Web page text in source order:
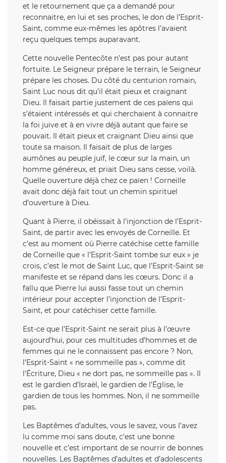
et le retournement que ça a demandé pour
reconnaitre, en lui et ses proches, le don de l’Esprit-
Saint, comme eux-mêmes les apôtres l’avaient
reçu quelques temps auparavant.
Cette nouvelle Pentecôte n’est pas pour autant
fortuite. Le Seigneur prépare le terrain, le Seigneur
prépare les choses. Du côté du centurion romain,
Saint Luc nous dit qu’il était pieux et craignant
Dieu. Il faisait partie justement de ces païens qui
s’étaient intéressés et qui cherchaient à connaitre
la foi juive et à en vivre déjà autant que faire se
pouvait. Il était pieux et craignant Dieu ainsi que
toute sa maison. Il faisait de plus de larges
aumônes au peuple juif, le cœur sur la main, un
homme généreux, et priait Dieu sans cesse, voilà.
Quelle ouverture déjà chez ce païen ! Corneille
avait donc déjà fait tout un chemin spirituel
d’ouverture à Dieu.
Quant à Pierre, il obéissait à l’injonction de l’Esprit-
Saint, de partir avec les envoyés de Corneille. Et
c’est au moment où Pierre catéchise cette famille
de Corneille que « l’Esprit-Saint tombe sur eux » je
crois, c’est le mot de Saint Luc, que l’Esprit-Saint se
manifeste et se répand dans les cœurs. Donc il a
fallu que Pierre lui aussi fasse tout un chemin
intérieur pour accepter l’injonction de l’Esprit-
Saint, et pour catéchiser cette famille.
Est-ce que l’Esprit-Saint ne serait plus à l’œuvre
aujourd’hui, pour ces multitudes d’hommes et de
femmes qui ne le connaissent pas encore ? Non,
l’Esprit-Saint « ne sommeille pas », comme dit
l’Écriture, Dieu « ne dort pas, ne sommeille pas ». Il
est le gardien d’Israël, le gardien de l’Église, le
gardien de tous les hommes. Non, il ne sommeille
pas.
Les Baptêmes d’adultes, vous le savez, vous l’avez
lu comme moi sans doute, c’est une bonne
nouvelle et c’est important de se nourrir de bonnes
nouvelles. Les Baptêmes d’adultes et d’adolescents